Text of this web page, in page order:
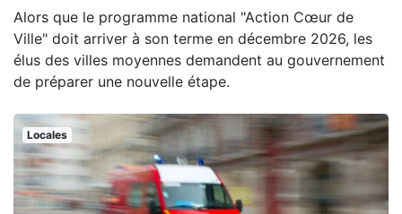
Alors que le programme national "Action Cœur de
Ville" doit arriver à son terme en décembre 2026, les
élus des villes moyennes demandent au gouvernement
de préparer une nouvelle étape.
Locales